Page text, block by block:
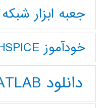
جعبه ابزار
خودآموز HSPICE
دانلود MATLAB